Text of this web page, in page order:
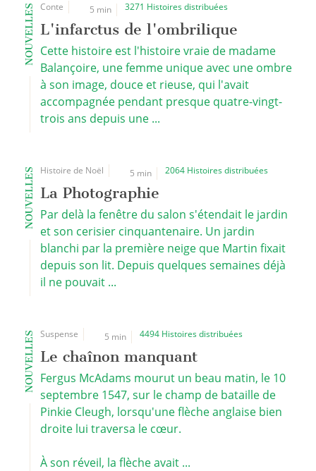
NOUVELLES Conte 5 min 3271 Histoires distribuées
L'infarctus de l'ombrilique
Cette histoire est l'histoire vraie de madame
Balançoire, une femme unique avec une ombre
à son image, douce et rieuse, qui l'avait
accompagnée pendant presque quatre-vingt-
trois ans depuis une ...
NOUVELLES Histoire de Noël 5 min 2064 Histoires distribuées
La Photographie
Par delà la fenêtre du salon s'étendait le jardin
et son cerisier cinquantenaire. Un jardin
blanchi par la première neige que Martin fixait
depuis son lit. Depuis quelques semaines déjà
il ne pouvait ...
NOUVELLES Suspense 5 min 4494 Histoires distribuées
Le chaînon manquant
Fergus McAdams mourut un beau matin, le 10
septembre 1547, sur le champ de bataille de
Pinkie Cleugh, lorsqu'une flèche anglaise bien
droite lui traversa le cœur.
À son réveil, la flèche avait ...